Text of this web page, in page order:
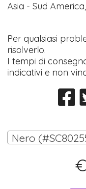
Asia - Sud
Per qualsiasi
risolverlo.
I tempi di
indicativi e non
Nero
€